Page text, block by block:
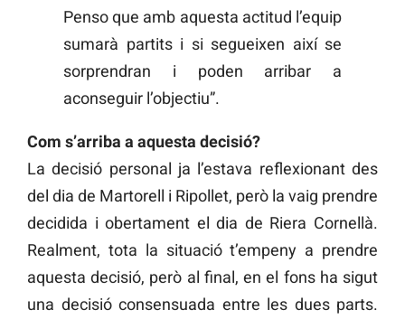
Penso que amb aquesta actitud l’equip
sumarà partits i si segueixen així se
sorprendran i poden arribar a
aconseguir l’objectiu”.
Com s’arriba a aquesta decisió?
La decisió personal ja l’estava reflexionant des
del dia de Martorell i Ripollet, però la vaig prendre
decidida i obertament el dia de Riera Cornellà.
Realment, tota la situació t’empeny a prendre
aquesta decisió, però al final, en el fons ha sigut
una decisió consensuada entre les dues parts.